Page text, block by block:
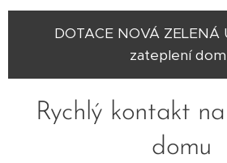
DOTACE NOVÁ ZELENÁ
zateplení
Rychlý kontakt
domu